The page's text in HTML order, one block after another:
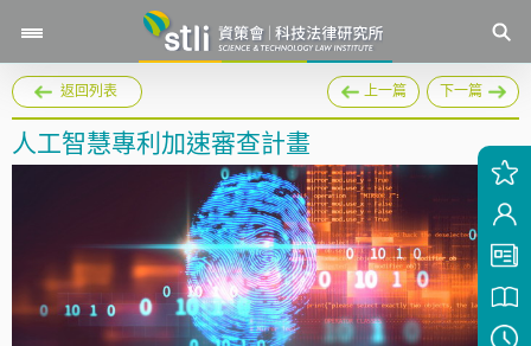
返回列表 上一篇 下一篇
人工智慧專利加速審查計畫